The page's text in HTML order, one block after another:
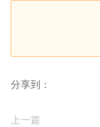
分享到：
上一篇